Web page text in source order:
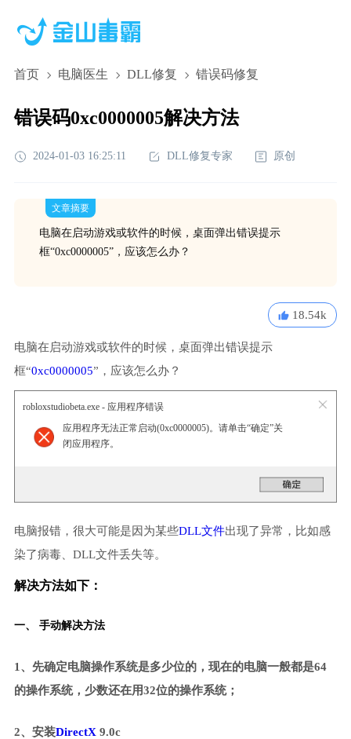
首页 电脑医生 DLL修复 错误码修复
错误码0xc0000005解决方法
2024-01-03 16:25:11 DLL修复专家 原创
文章摘要
电脑在启动游戏或软件的时候，桌面弹出错误提示
框“0xc0000005”，应该怎么办？
18.54k
电脑在启动游戏或软件的时候，桌面弹出错误提示
框“0xc0000005”，应该怎么办？
robloxstudiobeta.exe - 应用程序错误
应用程序无法正常启动(0xc0000005)。请单击“确定”关
闭应用程序。
电脑报错，很大可能是因为某些DLL文件出现了异常，比如感
染了病毒、DLL文件丢失等。
解决方法如下：
一、 手动解决方法
1、先确定电脑操作系统是多少位的，现在的电脑一般都是64
的操作系统，少数还在用32位的操作系统；
2、安装DirectX 9.0c